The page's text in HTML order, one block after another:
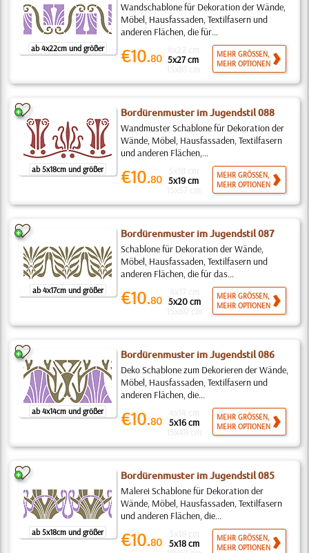
ab 4x22cm und größer
Wandschablone für Dekoration der Wände,
Möbel, Hausfassaden, Textilfasern und
anderen Flächen, die für...
€10.80 5x27 cm
MEHR GRÖSSEN,
MEHR OPTIONEN
ab 5x18cm und größer
Bordürenmuster im Jugendstil 088
Wandmuster Schablone für Dekoration der
Wände, Möbel, Hausfassaden, Textilfasern
und anderen Flächen,...
€10.80 5x19 cm
MEHR GRÖSSEN,
MEHR OPTIONEN
ab 4x17cm und größer
Bordürenmuster im Jugendstil 087
Schablone für Dekoration der Wände,
Möbel, Hausfassaden, Textilfasern und
anderen Flächen, die für das...
€10.80 5x20 cm
MEHR GRÖSSEN,
MEHR OPTIONEN
ab 4x14cm und größer
Bordürenmuster im Jugendstil 086
Deko Schablone zum Dekorieren der Wände,
Möbel, Hausfassaden, Textilfasern und
anderen Flächen, die...
€10.80 5x16 cm
MEHR GRÖSSEN,
MEHR OPTIONEN
ab 5x18cm und größer
Bordürenmuster im Jugendstil 085
Malerei Schablone für Dekoration der
Wände, Möbel, Hausfassaden, Textilfasern
und anderen Flächen, die...
€10.80 5x18 cm
MEHR GRÖSSEN,
MEHR OPTIONEN